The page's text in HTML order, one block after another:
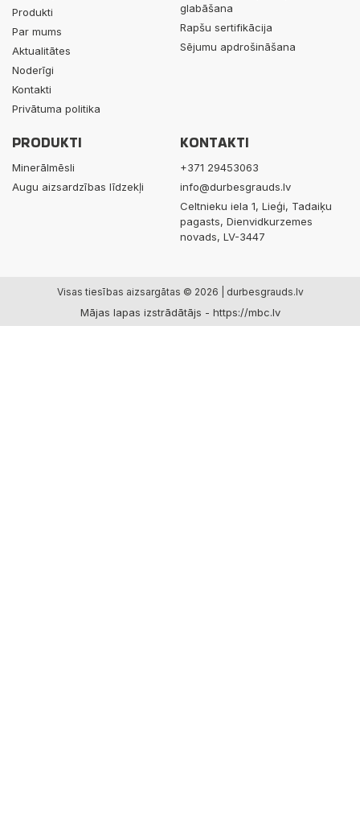
Produkti
Par mums
Aktualitātes
Noderīgi
Kontakti
Privātuma politika
glabāšana
Rapšu sertifikācija
Sējumu apdrošināšana
PRODUKTI
Minerālmēsli
Augu aizsardzības līdzekļi
KONTAKTI
+371 29453063
info@durbesgrauds.lv
Celtnieku iela 1, Lieģi, Tadaiķu
pagasts, Dienvidkurzemes
novads, LV-3447
Visas tiesības aizsargātas © 2026 | durbesgrauds.lv
Mājas lapas izstrādātājs - https://mbc.lv